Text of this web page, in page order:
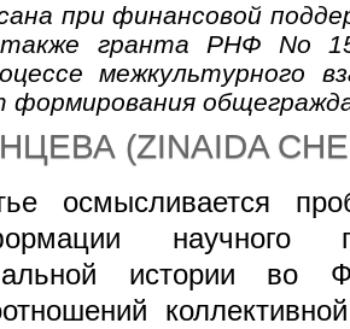
при финансовой
гранта РНФ No
межкультурного
формирования
(ZINAIDA
осмысливается
истории во